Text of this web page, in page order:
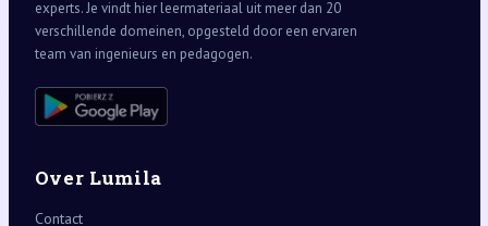
experts. Je vindt hier leermateriaal uit meer dan 20
verschillende domeinen, opgesteld door een ervaren
team van ingenieurs en pedagogen.
Over Lumila
Contact